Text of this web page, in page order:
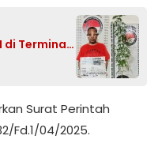
di Terminal
Surat Perintah
Fd.1/04/2025.